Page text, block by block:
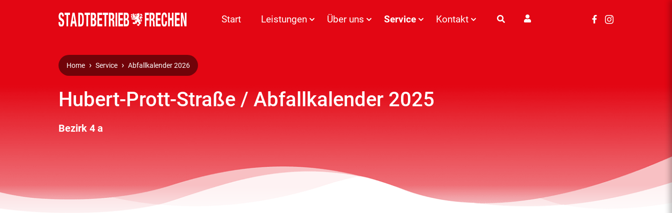
Start Leistungen Über uns Service Kontakt
Home Service Abfallkalender 2026
Hubert-Prott-Straße / Abfallkalender 2025
Bezirk 4 a